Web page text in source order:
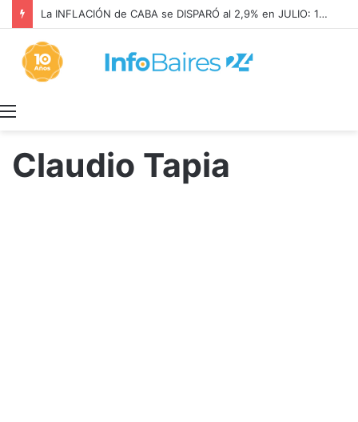
La INFLACIÓN de CABA se DISPARÓ al 2,9% en JULIO: 19,4% en 2026
Claudio Tapia